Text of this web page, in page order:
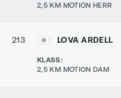
2,5 KM MOTION HERR
213 LOVA ARDELL
KLASS:
2,5 KM MOTION DAM